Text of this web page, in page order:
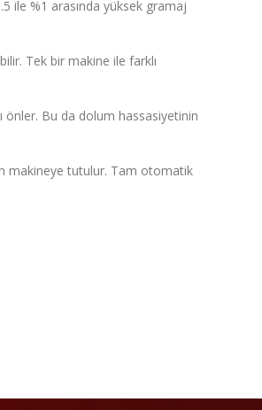
ile %1 arasında yüksek gramaj
Tek bir makine ile farklı
önler. Bu da dolum hassasiyetinin
makineye tutulur. Tam otomatik